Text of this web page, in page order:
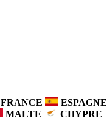
FRANCE ESPAGNE
MALTE CHYPRE